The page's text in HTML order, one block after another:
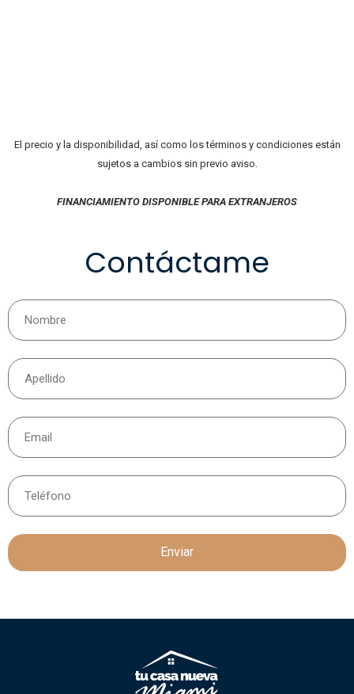
El precio y la disponibilidad, así como los términos y condiciones están
sujetos a cambios sin previo aviso.
FINANCIAMIENTO DISPONIBLE PARA EXTRANJEROS
Contáctame
Enviar